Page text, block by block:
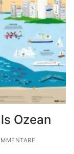
Ozean